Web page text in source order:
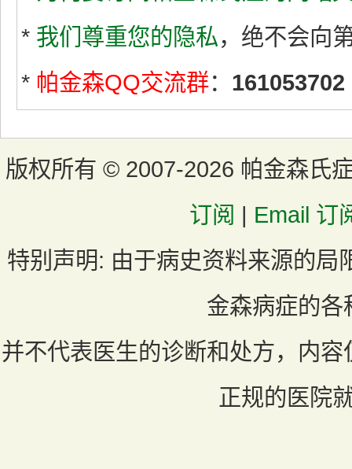
* 我们尊重您的隐私，绝不会向
* 帕金森QQ交流群： 161053702
版权所有 © 2007-2026 帕金森氏
订阅 | Email 订
特别声明: 由于病史资料来源的局
金森病症的各
并不代表医生的诊断和处方，内
正规的医院